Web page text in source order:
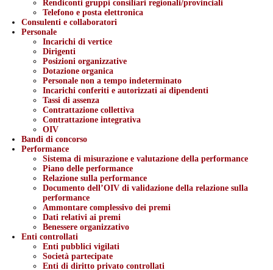
Rendiconti gruppi consiliari regionali/provinciali
Telefono e posta elettronica
Consulenti e collaboratori
Personale
Incarichi di vertice
Dirigenti
Posizioni organizzative
Dotazione organica
Personale non a tempo indeterminato
Incarichi conferiti e autorizzati ai dipendenti
Tassi di assenza
Contrattazione collettiva
Contrattazione integrativa
OIV
Bandi di concorso
Performance
Sistema di misurazione e valutazione della performance
Piano delle performance
Relazione sulla performance
Documento dell’OIV di validazione della relazione sulla
performance
Ammontare complessivo dei premi
Dati relativi ai premi
Benessere organizzativo
Enti controllati
Enti pubblici vigilati
Società partecipate
Enti di diritto privato controllati